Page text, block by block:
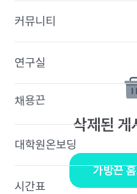
삭제된 게
가방끈
커뮤니티
연구실
채용끈
대학원온보딩
시간표